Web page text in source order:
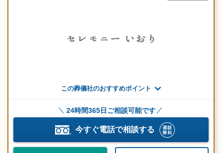
この葬儀社のおすすめポイント
24時間365日ご相談可能です
今すぐ電話で相談する